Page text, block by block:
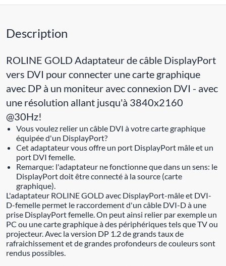
Description
ROLINE GOLD Adaptateur de câble DisplayPort
vers DVI pour connecter une carte graphique
avec DP à un moniteur avec connexion DVI - avec
une résolution allant jusqu'à 3840x2160
@30Hz!
Vous voulez relier un câble DVI à votre carte graphique
équipée d'un DisplayPort?
Cet adaptateur vous offre un port DisplayPort mâle et un
port DVI femelle.
Remarque: l'adaptateur ne fonctionne que dans un sens: le
DisplayPort doit être connecté à la source (carte
graphique).
L'adaptateur ROLINE GOLD avec DisplayPort-mâle et DVI-
D-femelle permet le raccordement d'un câble DVI-D à une
prise DisplayPort femelle. On peut ainsi relier par exemple un
PC ou une carte graphique à des périphériques tels que TV ou
projecteur. Avec la version DP 1.2 de grands taux de
rafraichissement et de grandes profondeurs de couleurs sont
rendus possibles.